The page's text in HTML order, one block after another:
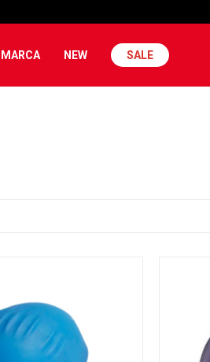
MARCA NEW SALE